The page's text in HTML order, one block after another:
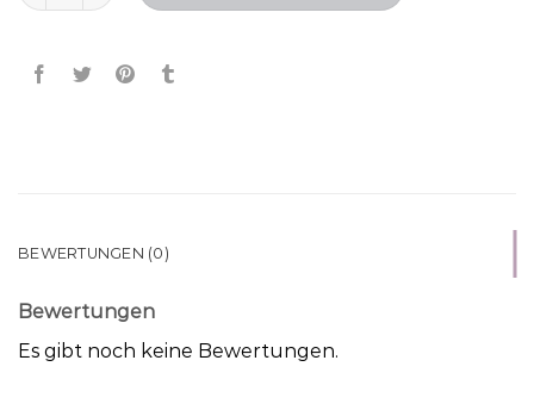
BEWERTUNGEN (0)
Bewertungen
Es gibt noch keine Bewertungen.